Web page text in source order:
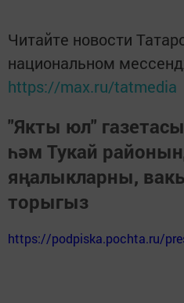
Читайте новости
национальном
https://max.ru/tatmedia
"Якты юл"
һәм Тукай
яңалыкларны,
торыгыз
https://podpiska.pochta.ru/